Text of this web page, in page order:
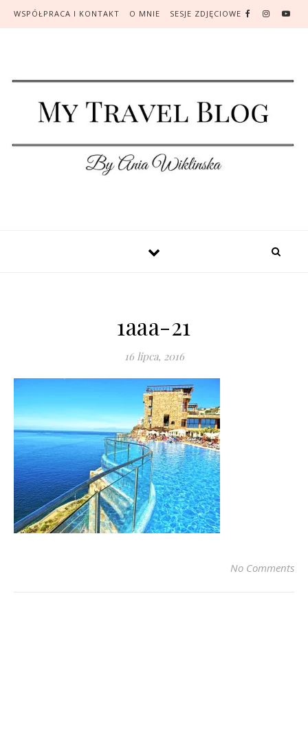
WSPÓŁPRACA I KONTAKT O MNIE SESJE ZDJĘCIOWE
1aaa-21
16 lipca, 2016
No Comments